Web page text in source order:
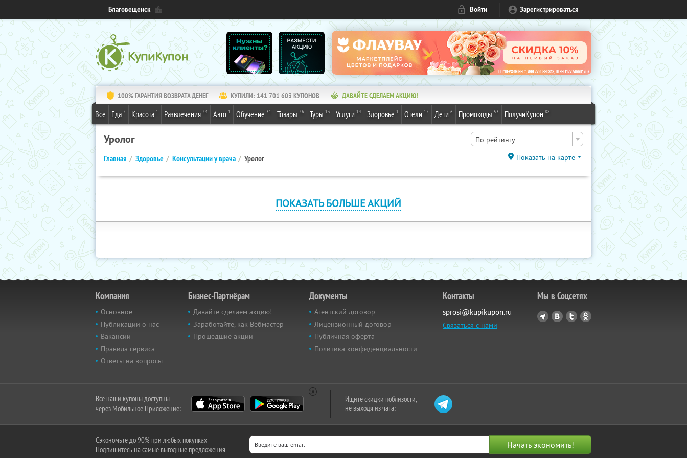
Благовещенск Войти Зарегистрироваться
100% ГАРАНТИЯ ВОЗВРАТА ДЕНЕГ КУПИЛИ: 141 701 603 КУПОНОВ ДАВАЙТЕ СДЕЛАЕМ АКЦИЮ!
Все Еда 7 Красота 1 Развлечения 24 Авто 1 Обучение 31 Товары 26 Туры 13 Услуги 14 Здоровье 1 Отели 17 Дети 6 Промокоды 53 ПолучиКупон 88
Уролог По рейтингу
Главная Здоровье Консультации у врача Уролог Показать на карте
ПОКАЗАТЬ БОЛЬШЕ АКЦИЙ
Компания
Основное
Публикации о нас
Вакансии
Правила сервиса
Ответы на вопросы
Бизнес-Партнёрам
Давайте сделаем акцию!
Заработайте, как Вебмастер
Прошедшие акции
Документы
Агентский договор
Лицензионный договор
Публичная оферта
Политика конфиденциальности
Контакты
sprosi@kupikupon.ru
Связаться с нами
Мы в Соцсетях
Все наши купоны доступны
через Мобильное Приложение:
Ищите скидки поблизости,
не выходя из чата:
Сэкономьте до 90% при любых покупках
Подпишитесь на самые выгодные предложения